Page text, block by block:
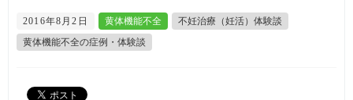
2016年8月2日 黄体機能不全
不妊治療（妊活）体験談
黄体機能不全の症例・体験談